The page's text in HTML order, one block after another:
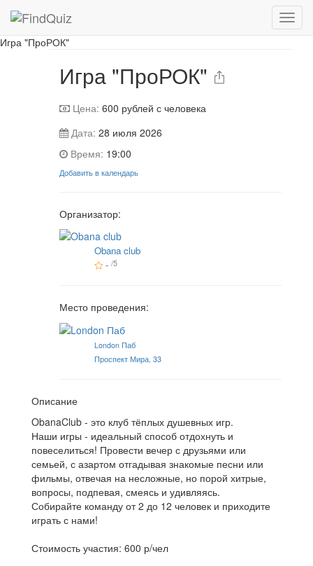
Игра "ПроРОК"
Игра "ПроРОК"
Цена: 600 рублей с человека
Дата: 28 июля 2026
Время: 19:00
Добавить в календарь
Организатор:
Obana club
- /5
Место проведения:
London Паб
Проспект Мира, 33
Описание
ObanaClub - это клуб тёплых душевных игр.
Наши игры - идеальный способ отдохнуть и
повеселиться! Провести вечер с друзьями или
семьей, с азартом отгадывая знакомые песни или
фильмы, отвечая на несложные, но порой хитрые,
вопросы, подпевая, смеясь и удивляясь.
Собирайте команду от 2 до 12 человек и приходите
играть с нами!
Стоимость участия: 600 р/чел